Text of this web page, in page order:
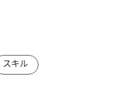
スキル